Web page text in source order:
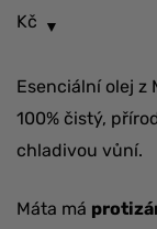
Kč
Esenciální olej z
100% čistý,
chladivou vůní.
Máta má